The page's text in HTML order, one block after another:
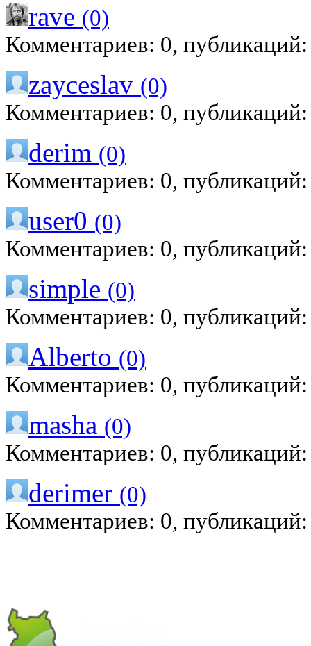
rave (0)
Комментариев: 0,
zayceslav (0)
Комментариев: 0,
derim (0)
Комментариев: 0,
user0 (0)
Комментариев: 0,
simple (0)
Комментариев: 0,
Alberto (0)
Комментариев: 0,
masha (0)
Комментариев: 0,
derimer (0)
Комментариев: 0,